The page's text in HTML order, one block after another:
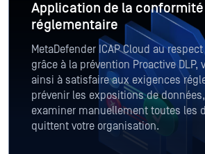
Application de la conformité
réglementaire
MetaDefender ICAP Cloud au
grâce à la prévention Proactive DLP,
ainsi à satisfaire aux exigences
prévenir les expositions de
examiner manuellement toutes les
quittent votre organisation.